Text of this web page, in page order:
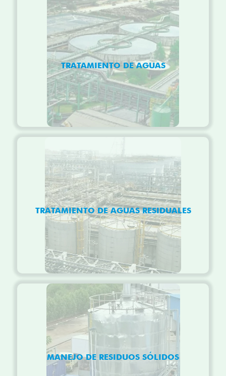
TRATAMIENTO DE AGUAS
TRATAMIENTO DE AGUAS RESIDUALES
MANEJO DE RESIDUOS SÓLIDOS